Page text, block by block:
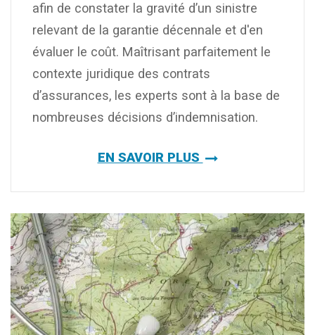
afin de constater la gravité d’un sinistre
relevant de la garantie décennale et d'en
évaluer le coût. Maîtrisant parfaitement le
contexte juridique des contrats
d’assurances, les experts sont à la base de
nombreuses décisions d’indemnisation.
EN SAVOIR PLUS